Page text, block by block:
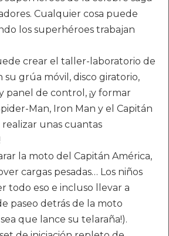
Cualquier cosa puede
los superhéroes trabajan
crear el taller-laboratorio de
su grúa móvil, disco giratorio,
panel de control, ¡y formar
Man, Iron Man y el Capitán
realizar unas cuantas
la moto del Capitán América,
cargas pesadas… Los niños
todo eso e incluso llevar a
paseo detrás de la moto
que lance su telaraña!).